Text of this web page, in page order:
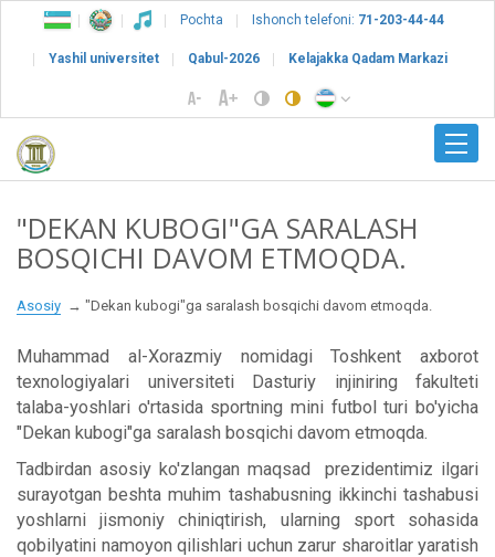
Pochta Ishonch telefoni: 71-203-44-44
Yashil universitet Qabul-2026 Kelajakka Qadam Markazi
"DEKAN KUBOGI"GA SARALASH
BOSQICHI DAVOM ETMOQDA.
Asosiy "Dekan kubogi"ga saralash bosqichi davom etmoqda.
Muhammad al-Xorazmiy nomidagi Toshkent axborot
texnologiyalari universiteti Dasturiy injiniring fakulteti
talaba-yoshlari o'rtasida sportning mini futbol turi bo'yicha
"Dekan kubogi"ga saralash bosqichi davom etmoqda.
Tadbirdan asosiy ko'zlangan maqsad prezidentimiz ilgari
surayotgan beshta muhim tashabusning ikkinchi tashabusi
yoshlarni jismoniy chiniqtirish, ularning sport sohasida
qobilyatini namoyon qilishlari uchun zarur sharoitlar yaratish